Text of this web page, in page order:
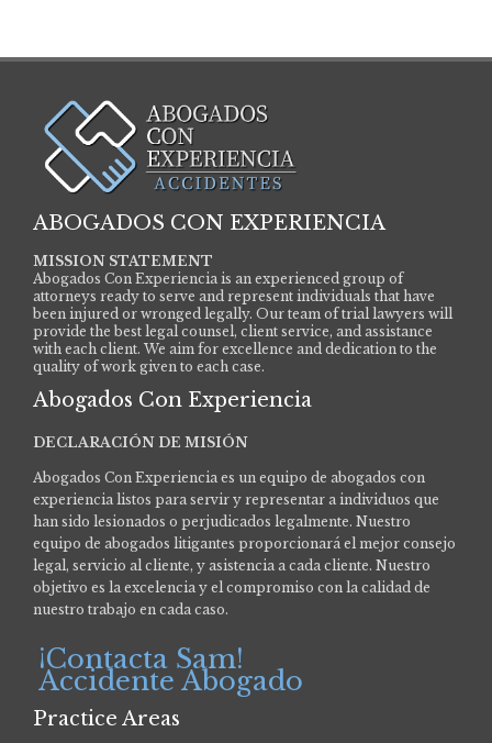
ABOGADOS CON EXPERIENCIA
MISSION STATEMENT
Abogados Con Experiencia is an experienced group of
attorneys ready to serve and represent individuals that have
been injured or wronged legally. Our team of trial lawyers will
provide the best legal counsel, client service, and assistance
with each client. We aim for excellence and dedication to the
quality of work given to each case.
Abogados Con Experiencia
DECLARACIÓN DE MISIÓN
Abogados Con Experiencia es un equipo de abogados con
experiencia listos para servir y representar a individuos que
han sido lesionados o perjudicados legalmente. Nuestro
equipo de abogados litigantes proporcionará el mejor consejo
legal, servicio al cliente, y asistencia a cada cliente. Nuestro
objetivo es la excelencia y el compromiso con la calidad de
nuestro trabajo en cada caso.
¡Contacta Sam!
Accidente Abogado
Practice Areas